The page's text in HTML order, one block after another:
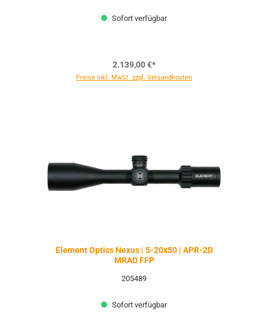
Sofort verfügbar
2.139,00 €*
Preise inkl. MwSt. zzgl. Versandkosten
Element Optics Nexus | 5-20x50 | APR-2D
MRAD FFP
205489
Sofort verfügbar